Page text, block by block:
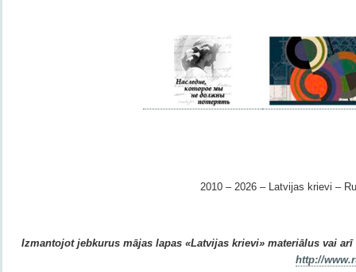
2010 – 2026 – Latvijas krievi –
Izmantojot jebkurus mājas lapas «Latvijas krievi» materiālus vai
http://